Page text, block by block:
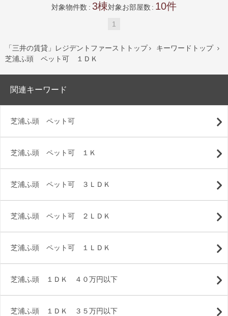
対象物件数 3 対象お部屋数 10
1
「三井の賃貸」レジデントファーストトップ  キーワードトップ 
芝浦ふ頭 ペット可 １ＤＫ
関連キーワード
芝浦ふ頭 ペット可
芝浦ふ頭 ペット可 １Ｋ
芝浦ふ頭 ペット可 ３ＬＤＫ
芝浦ふ頭 ペット可 ２ＬＤＫ
芝浦ふ頭 ペット可 １ＬＤＫ
芝浦ふ頭 １ＤＫ ４０万円以下
芝浦ふ頭 １ＤＫ ３５万円以下